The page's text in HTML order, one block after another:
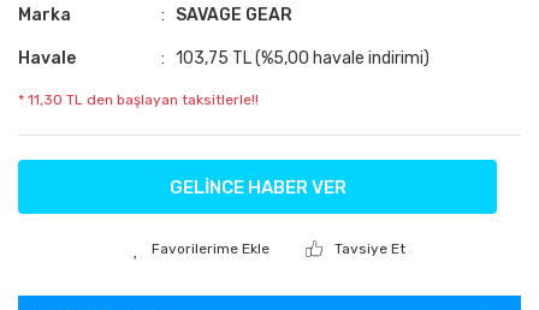
Marka SAVAGE GEAR
Havale 103,75 TL (%5,00 havale indirimi)
* 11,30 TL den başlayan taksitlerle!!
GELİNCE HABER VER
Tavsiye Et